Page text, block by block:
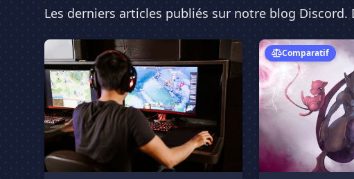
Les derniers articles publiés sur notre blog
Comment bien débuter dans les jeux multijoueurs ?
Les 5 meilleurs
Comparatif